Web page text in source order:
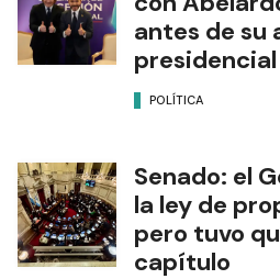
antes de su
presidencial
POLÍTICA
Senado: el
la ley de
pero tuvo
capítulo